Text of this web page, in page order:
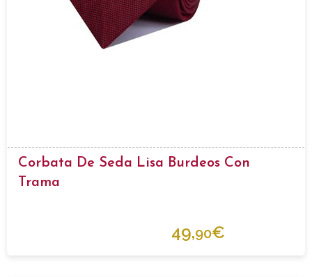
Corbata De Seda Lisa Burdeos Con
Trama
49,90€